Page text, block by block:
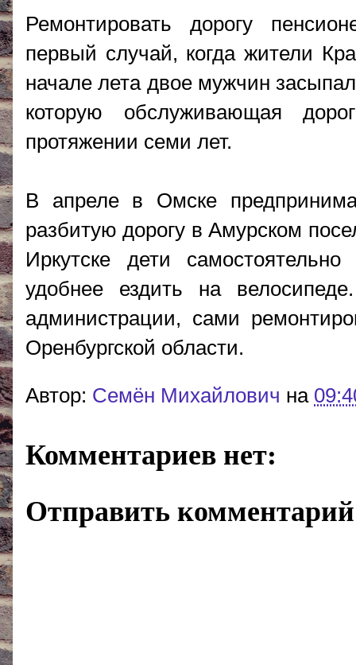
Ремонтировать дорогу
первый случай, когда жители
начале лета двое мужчин
которую обслуживающая
протяжении семи лет.
В апреле в Омске
разбитую дорогу в Амурском
Иркутске дети
удобнее ездить на
администрации, сами
Оренбургской области.
Автор: Cемён Михайлович на
Комментариев нет:
Отправить комментарий